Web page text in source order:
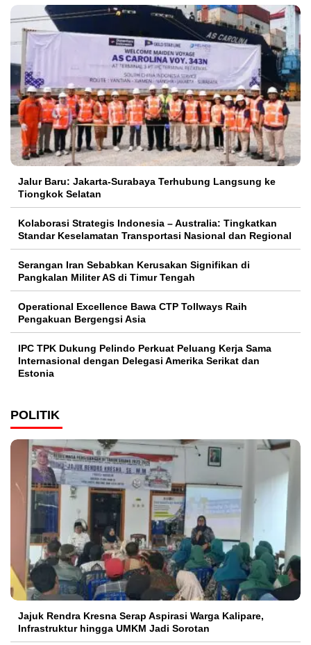
Jalur Baru: Jakarta-Surabaya Terhubung Langsung ke
Tiongkok Selatan
Kolaborasi Strategis Indonesia – Australia: Tingkatkan
Standar Keselamatan Transportasi Nasional dan Regional
Serangan Iran Sebabkan Kerusakan Signifikan di
Pangkalan Militer AS di Timur Tengah
Operational Excellence Bawa CTP Tollways Raih
Pengakuan Bergengsi Asia
IPC TPK Dukung Pelindo Perkuat Peluang Kerja Sama
Internasional dengan Delegasi Amerika Serikat dan
Estonia
POLITIK
Jajuk Rendra Kresna Serap Aspirasi Warga Kalipare,
Infrastruktur hingga UMKM Jadi Sorotan